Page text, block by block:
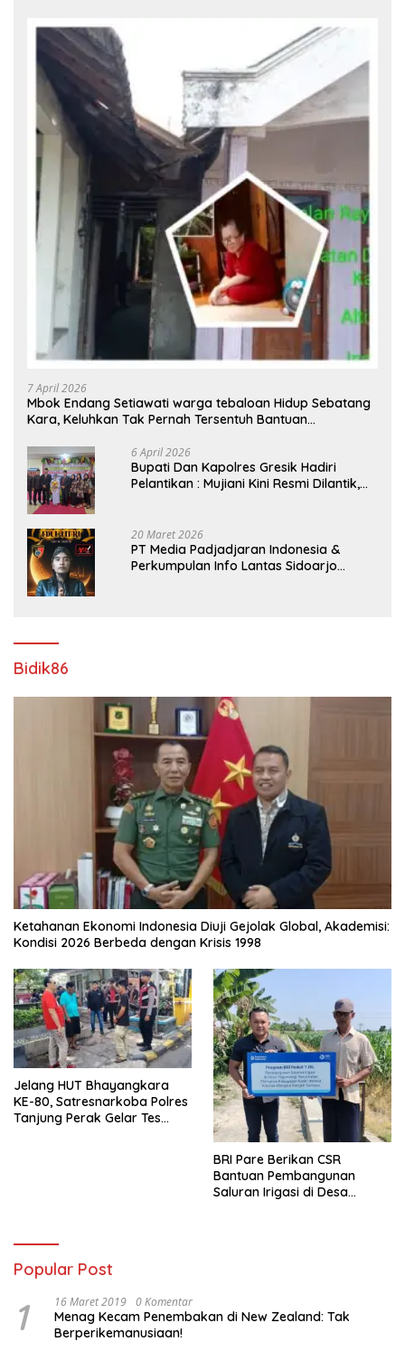
7 April 2026
Mbok Endang Setiawati warga tebaloan Hidup Sebatang
Kara, Keluhkan Tak Pernah Tersentuh Bantuan
6 April 2026
​Bupati Dan Kapolres Gresik Hadiri
Pelantikan : Mujiani Kini Resmi Dilantik,
20 Maret 2026
PT Media Padjadjaran Indonesia &
Perkumpulan Info Lantas Sidoarjo
Bidik86
Ketahanan Ekonomi Indonesia Diuji Gejolak Global, Akademisi:
Kondisi 2026 Berbeda dengan Krisis 1998
Jelang HUT Bhayangkara
KE-80, Satresnarkoba Polres
Tanjung Perak Gelar Tes
BRI Pare Berikan CSR
Bantuan Pembangunan
Saluran Irigasi di Desa
Popular Post
1 16 Maret 2019 0 Komentar
Menag Kecam Penembakan di New Zealand: Tak
Berperikemanusiaan!